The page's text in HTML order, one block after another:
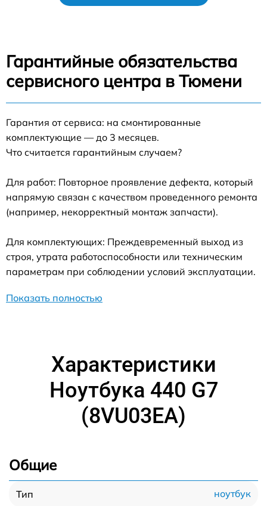
Гарантийные обязательства
сервисного центра в Тюмени
Гарантия от сервиса: на смонтированные
комплектующие — до 3 месяцев.
Что считается гарантийным случаем?
Для работ: Повторное проявление дефекта, который
напрямую связан с качеством проведенного ремонта
(например, некорректный монтаж запчасти).
Для комплектующих: Преждевременный выход из
строя, утрата работоспособности или техническим
параметрам при соблюдении условий эксплуатации.
Показать полностью
Характеристики
Ноутбука 440 G7
(8VU03EA)
Общие
Тип ноутбук